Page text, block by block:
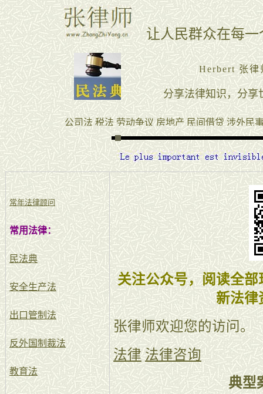
常年法律顾问
常用法律：
民法典
安全生产法
出口管制法
反外国制裁法
教育法
关注公众号，阅读全
新法律
张律师欢迎您的访问。
法律 法律咨询
典型